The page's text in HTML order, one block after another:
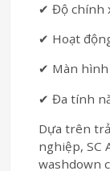
✔ Độ chính
✔ Hoạt
✔ Màn hình
✔ Đa tính
Dựa trên
nghiệp, SC
washdown